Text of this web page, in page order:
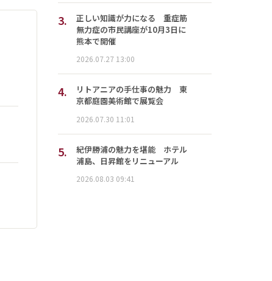
3.
正しい知識が力になる 重症筋
無力症の市民講座が10月3日に
熊本で開催
2026.07.27 13:00
4.
リトアニアの手仕事の魅力 東
京都庭園美術館で展覧会
2026.07.30 11:01
5.
紀伊勝浦の魅力を堪能 ホテル
浦島、日昇館をリニューアル
2026.08.03 09:41